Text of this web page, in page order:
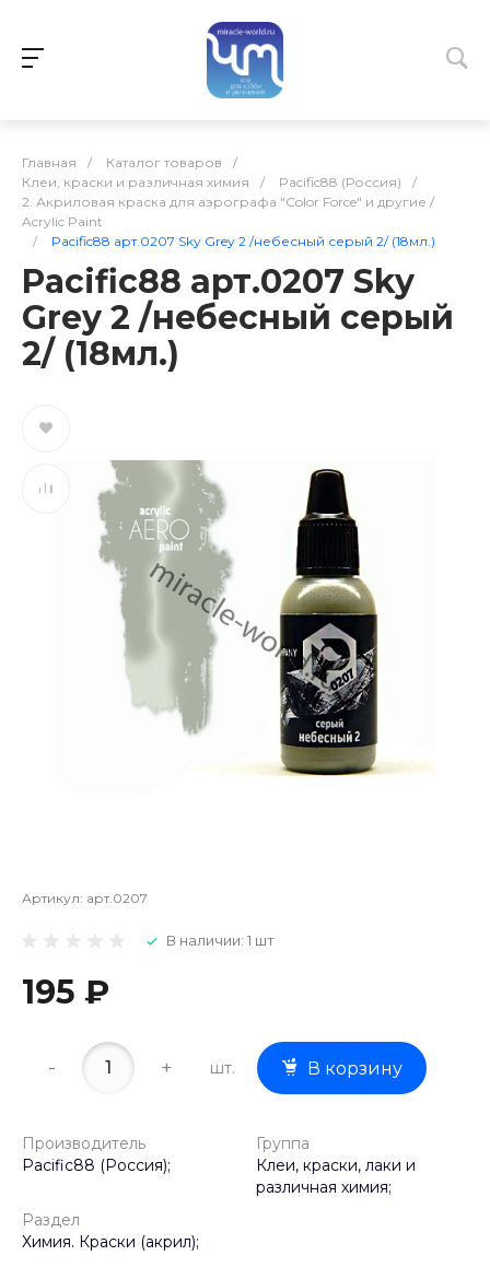
Главная / Каталог товаров
/
Клеи, краски и различная химия
/ Pacific88 (Россия)
/
2. Акриловая краска для аэрографа "Color Force" и другие /
Acrylic Paint
/
Pacific88 арт.0207 Sky Grey 2 /небесный серый 2/ (18мл.)
Pacific88 арт.0207 Sky
Grey 2 /небесный серый
2/ (18мл.)
Артикул: арт.0207
В наличии: 1 шт
195 ₽
- + шт. В корзину
Производитель
Pacific88 (Россия);
Группа
Клеи, краски, лаки и
различная химия;
Раздел
Химия. Краски (акрил);